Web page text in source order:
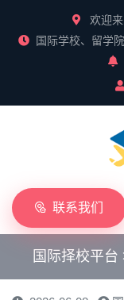
欢迎
国际学校、留学
联系我们
国际择校平台